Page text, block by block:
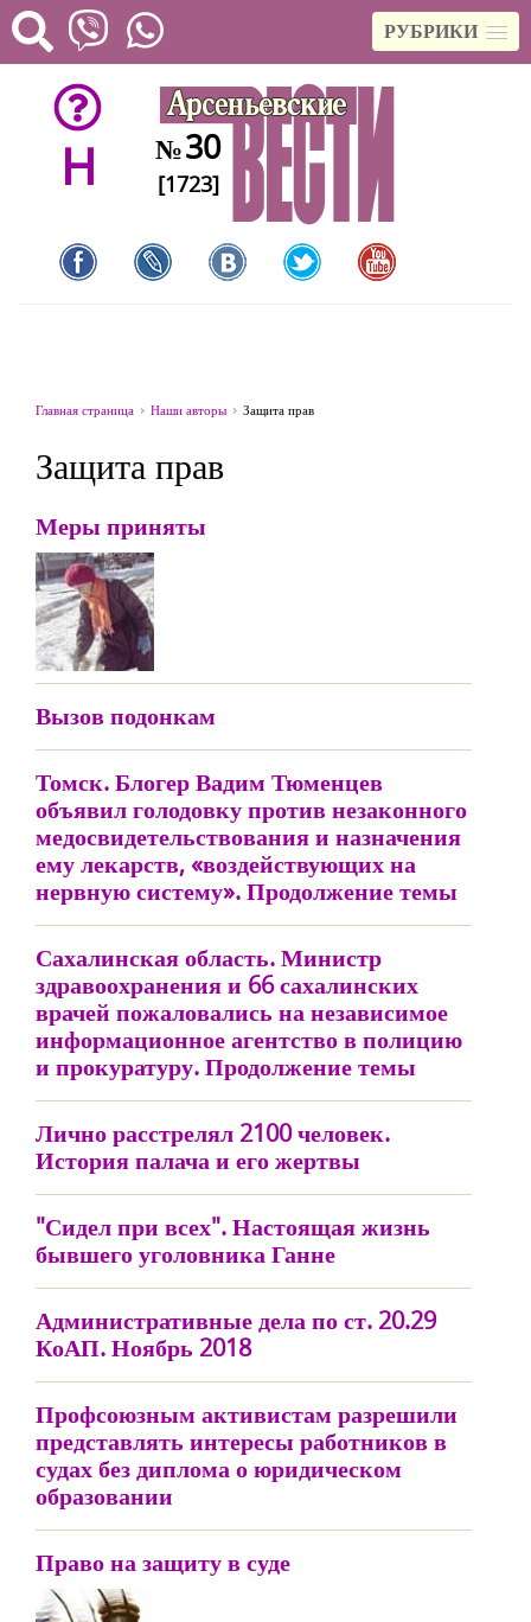
РУБРИКИ
H №30
[1723]
Главная страница Наши авторы Защита прав
Защита прав
Меры приняты
Вызов подонкам
Томск. Блогер Вадим Тюменцев
объявил голодовку против незаконного
медосвидетельствования и назначения
ему лекарств, «воздействующих на
нервную систему». Продолжение темы
Сахалинская область. Министр
здравоохранения и 66 сахалинских
врачей пожаловались на независимое
информационное агентство в полицию
и прокуратуру. Продолжение темы
Лично расстрелял 2100 человек.
История палача и его жертвы
"Сидел при всех". Настоящая жизнь
бывшего уголовника Ганне
Административные дела по ст. 20.29
КоАП. Ноябрь 2018
Профсоюзным активистам разрешили
представлять интересы работников в
судах без диплома о юридическом
образовании
Право на защиту в суде